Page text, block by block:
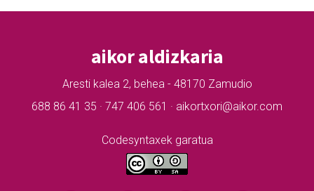
aikor aldizkaria
Aresti kalea 2, behea - 48170 Zamudio
688 86 41 35 · 747 406 561 · aikortxori@aikor.com
Codesyntaxek garatua